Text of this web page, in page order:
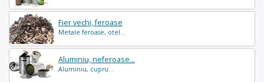
Fier vechi, feroase
Metale feroase, otel...
Aluminiu, neferoase...
Aluminiu, cupru...